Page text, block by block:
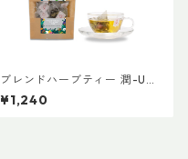
ブレンドハーブティー 潤-URU
OI 普通サイズ
¥1,240